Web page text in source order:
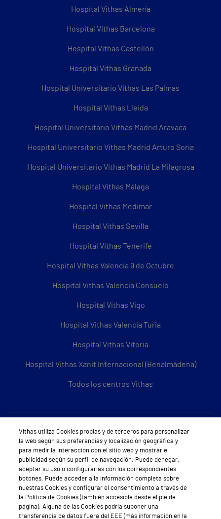
Hospital Vithas Almería
Hospital Vithas Barcelona
Hospital Vithas Castellón
Hospital Vithas Granada
Hospital Universitario Vithas Las Palmas
Hospital Vithas Lleida
Hospital Universitario Vithas Madrid Aravaca
Hospital Universitario Vithas Madrid Arturo Soria
Hospital Universitario Vithas Madrid La Milagrosa
Hospital Vithas Málaga
Hospital Vithas Medimar
Hospital Vithas Sevilla
Hospital Vithas Tenerife
Hospital Vithas Valencia 9 de Octubre
Hospital Vithas Valencia Consuelo
Hospital Vithas Vigo
Hospital Vithas Valencia Turia
Hospital Vithas Vitoria
Hospital Vithas Xanit Internacional (Benalmádena)
Todos los centros Vithas
Sobre Vithas
Quiénes somos
Trabajar en Vithas
Teléfono Cita Médica
Teléfono Atención al Cliente
Vithas utiliza Cookies propias y de terceros para personalizar
la web según sus preferencias y localización geográfica y
para medir la interacción con el sitio web y mostrarle
publicidad según su perfil de navegación. Puede denegar,
aceptar su uso o configurarlas con los correspondientes
botones. Puede acceder a la información completa sobre
nuestras Cookies y configurar el consentimiento a través de
la Política de Cookies (también accesible desde el pie de
página). Alguna de las Cookies podría suponer una
transferencia de datos fuera del EEE (más información en la